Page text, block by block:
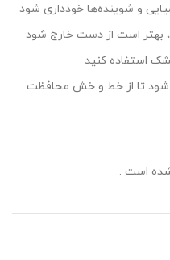
و شوینده‌ها خودداری شود
است از دست خارج شود
استفاده کنید
شود تا از خط و خش محافظت
است .